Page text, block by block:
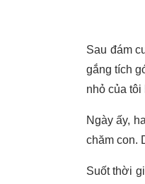
Sau đám
gắng tích
nhỏ của
Ngày ấy,
chăm con.
Suốt thời